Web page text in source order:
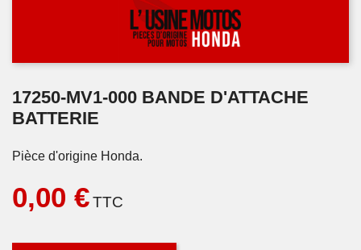
17250-MV1-000 BANDE D'ATTACHE
BATTERIE
Pièce d'origine Honda.
0,00 €TTC